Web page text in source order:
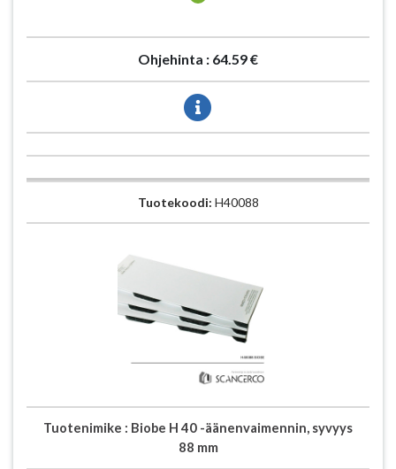
Ohjehinta : 64.59 €
Tuotekoodi: H40088
Tuotenimike : Biobe H 40 -äänenvaimennin, syvyys
88 mm